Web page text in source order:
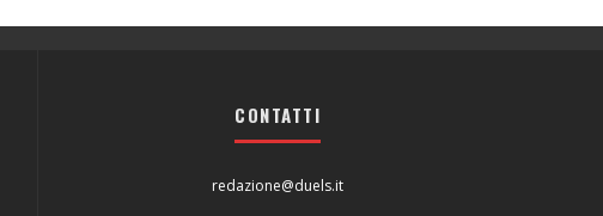
CONTATTI
redazione@duels.it